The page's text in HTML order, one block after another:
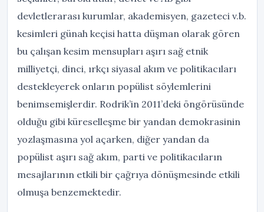
devletlerarası kurumlar, akademisyen, gazeteci v.b.
kesimleri günah keçisi hatta düşman olarak gören
bu çalışan kesim mensupları aşırı sağ etnik
milliyetçi, dinci, ırkçı siyasal akım ve politikacıları
destekleyerek onların popülist söylemlerini
benimsemişlerdir. Rodrik’in 2011’deki öngörüsünde
olduğu gibi küreselleşme bir yandan demokrasinin
yozlaşmasına yol açarken, diğer yandan da
popülist aşırı sağ akım, parti ve politikacıların
mesajlarının etkili bir çağrıya dönüşmesinde etkili
olmuşa benzemektedir.